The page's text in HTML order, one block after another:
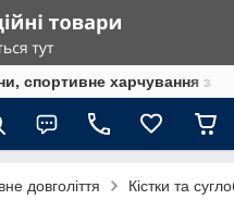
спортивне харчування за
довголіття Кістки та